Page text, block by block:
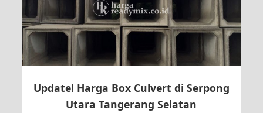
Update! Harga Box Culvert di Serpong
Utara Tangerang Selatan